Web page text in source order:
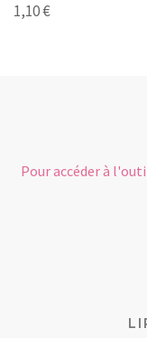
1,10 €
Pour accéder à